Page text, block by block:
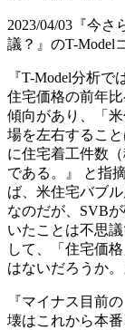
2023/04/03『今
議？』のT-Model
『T-Model分析
住宅価格の前年
傾向があり、「
場を左右するこ
に住宅着工件数
である。』 と指
ば、米住宅バブ
なのだが、SVB
いたことは不思
して、「住宅価
はないだろうか
『マイナス目前
壊はこれから本